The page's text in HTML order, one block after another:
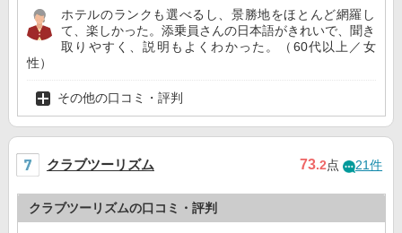
ホテルのランクも選べるし、景勝地をほとんど網羅し
て、楽しかった。添乗員さんの日本語がきれいで、聞き
取りやすく、説明もよくわかった。（60代以上／女
性）
その他の口コミ・評判
クラブツーリズム 73.2点 21件
クラブツーリズムの口コミ・評判